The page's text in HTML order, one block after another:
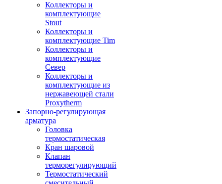
Коллекторы и
комплектующие
Stout
Коллекторы и
комплектующие Tim
Коллекторы и
комплектующие
Север
Коллекторы и
комплектующие из
нержавеющей стали
Proxytherm
Запорно-регулирующая
арматура
Головка
термостатическая
Кран шаровой
Клапан
терморегулирующий
Термостатический